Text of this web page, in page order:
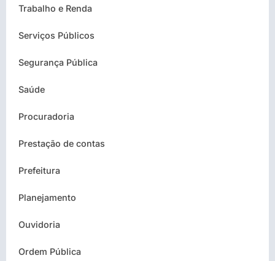
Trabalho e Renda
Serviços Públicos
Segurança Pública
Saúde
Procuradoria
Prestação de contas
Prefeitura
Planejamento
Ouvidoria
Ordem Pública